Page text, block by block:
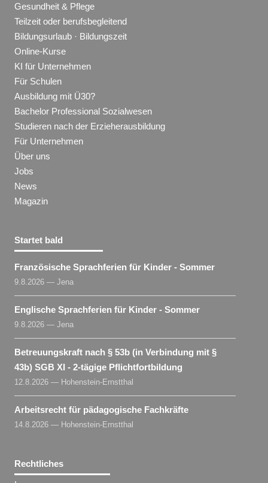
Gesundheit & Pflege
Teilzeit oder berufsbegleitend
Bildungsurlaub · Bildungszeit
Online-Kurse
KI für Unternehmen
Für Schulen
Ausbildung mit Ü30?
Bachelor Professional Sozialwesen
Studieren nach der Erzieherausbildung
Für Unternehmen
Über uns
Jobs
News
Magazin
Startet bald
Französische Sprachferien für Kinder - Sommer
9.8.2026 — Jena
Englische Sprachferien für Kinder - Sommer
9.8.2026 — Jena
Betreuungskraft nach § 53b (in Verbindung mit §
43b) SGB XI - 2-tägige Pflichtfortbildung
12.8.2026 — Hohenstein-Ernstthal
Arbeitsrecht für pädagogische Fachkräfte
14.8.2026 — Hohenstein-Ernstthal
Rechtliches